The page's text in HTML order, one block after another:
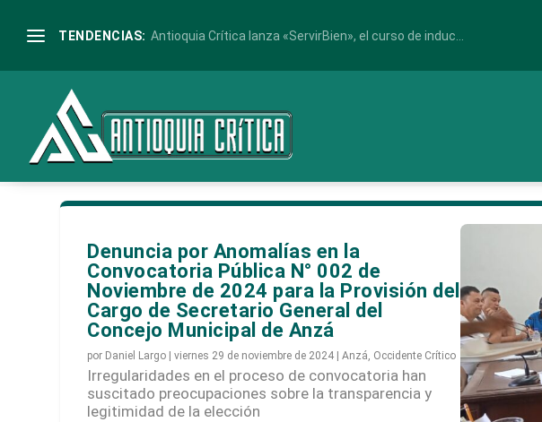
TENDENCIAS: Antioquia Crítica lanza «ServirBien», el curso de induc...
Denuncia por Anomalías en la
Convocatoria Pública N° 002 de
Noviembre de 2024 para la Provisión del
Cargo de Secretario General del
Concejo Municipal de Anzá
por Daniel Largo |viernes 29 de noviembre de 2024 |Anzá, Occidente Crítico
Irregularidades en el proceso de convocatoria han
suscitado preocupaciones sobre la transparencia y
legitimidad de la elección